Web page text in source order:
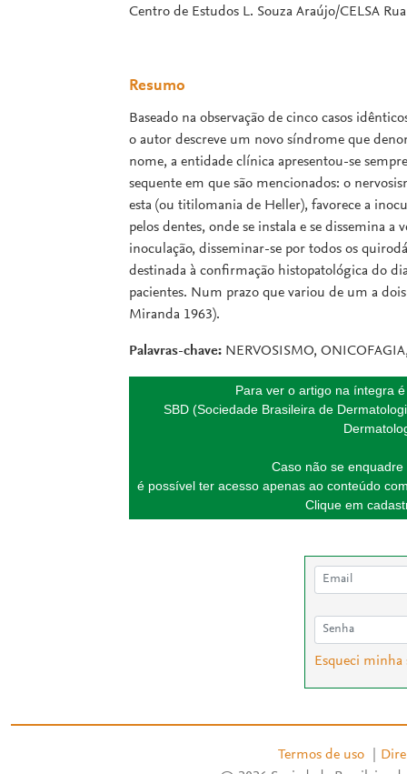
Centro de Estudos L. Souza Araújo/CELSA
Resumo
Baseado na observação de cinco casos
o autor descreve um novo síndrome que
nome, a entidade clínica apresentou-se
sequente em que são mencionados: o
esta (ou titilomania de Heller), favorece a
pelos dentes, onde se instala e se dissemina
inoculação, disseminar-se por todos os
destinada à confirmação histopatológica do
pacientes. Num prazo que variou de um a
Miranda 1963).
Palavras-chave: NERVOSISMO,
Para ver o artigo na íntegra
SBD (Sociedade Brasileira de
Caso não se
é possível ter acesso apenas ao conteúdo
Clique em
Esqueci minha
Termos de uso